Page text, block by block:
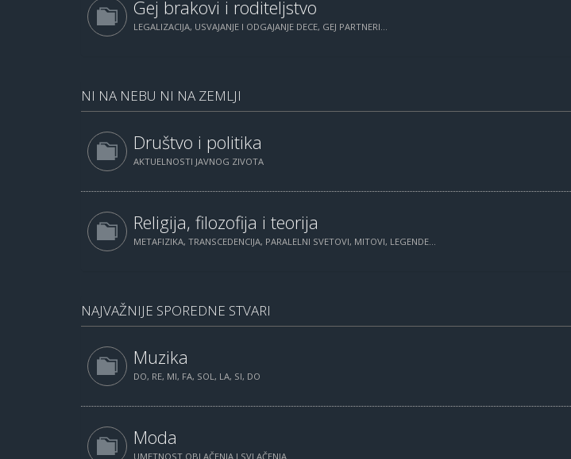
Gej brakovi i roditeljstvo
LEGALIZACIJA, USVAJANJE I ODGAJANJE DECE, GEJ PARTNERI...
NI NA NEBU NI NA ZEMLJI
Društvo i politika
AKTUELNOSTI JAVNOG ZIVOTA
Religija, filozofija i teorija
METAFIZIKA, TRANSCEDENCIJA, PARALELNI SVETOVI, MITOVI, LEGENDE...
NAJVAŽNIJE SPOREDNE STVARI
Muzika
DO, RE, MI, FA, SOL, LA, SI, DO
Moda
UMETNOST OBLAČENJA I SVLAČENJA